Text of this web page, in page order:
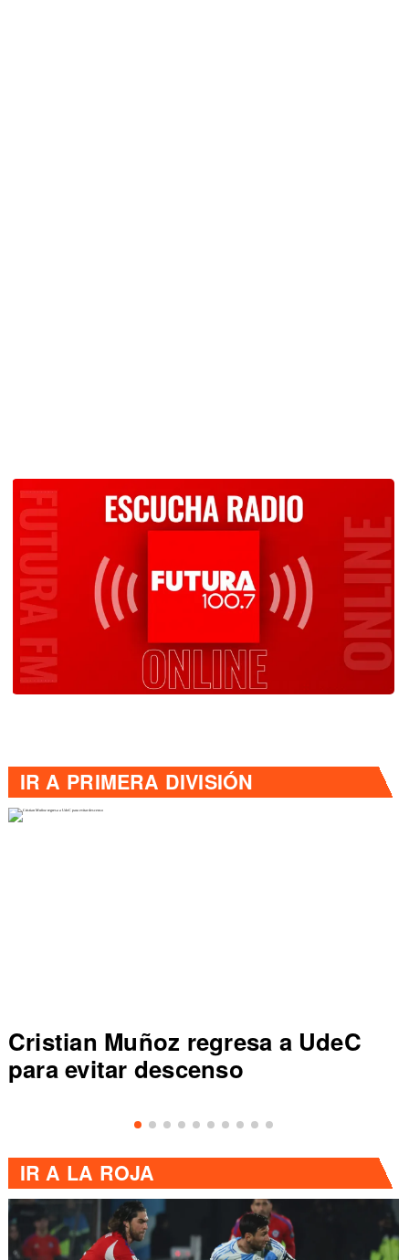
IR A PRIMERA DIVISIÓN
Colo Colo rompe récord en Liga
de Primera al vencer a Everton
IR A LA ROJA